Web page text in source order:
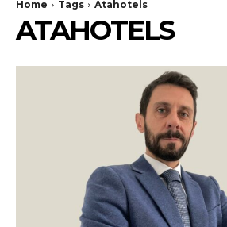
Home Tags Atahotels
ATAHOTELS